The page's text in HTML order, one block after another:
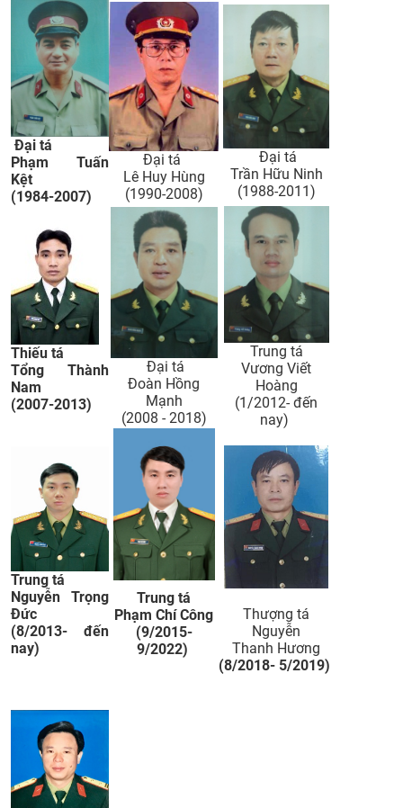
Đại tá
Phạm Tuấn
Kệt
(1984-2007)
Đại tá
Lê Huy Hùng
(1990-2008)​
Đại tá
Trần Hữu Ninh
(1988-2011)
Thiếu tá
Tổng Thành
Nam
(2007-2013)
Đại tá
Đoàn Hồng
Mạnh
(2008 - 2018)
Trung tá
Vương Viết
Hoàng
(1/2012- đến
nay) ​
Trung tá
Nguyễn Trọng
Đức
(8/2013- đến
nay)
Trung tá
Phạm Chí Công
(9/2015-
9/2022)
​Thượng tá
Nguyễn
Thanh Hương
(8/2018- 5/2019)